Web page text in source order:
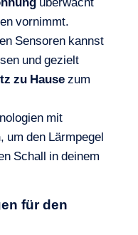
vornimmt.
Sensoren kannst
und gezielt
zu Hausezum
mit
um den Lärmpegel
Schall in deinem
für den